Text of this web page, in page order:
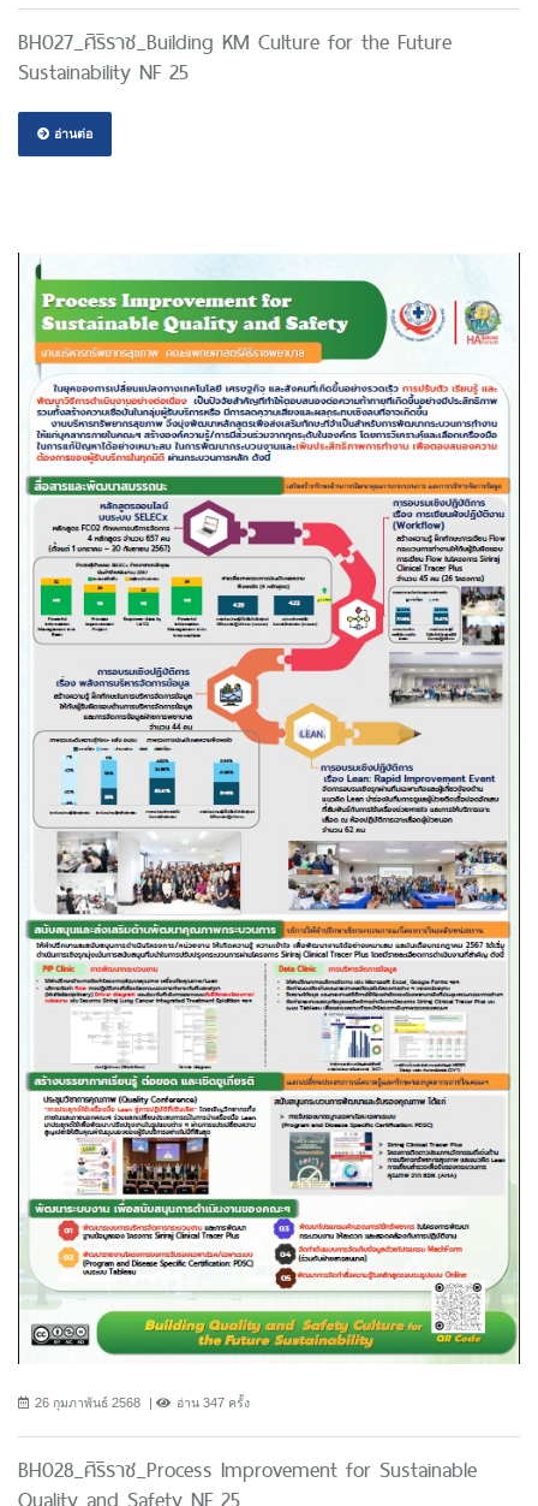
BH027_ศิริราช_Building KM Culture for the Future
Sustainability NF 25
อ่านต่อ
26 กุมภาพันธ์ 2568 อ่าน 347 ครั้ง
BH028_ศิริราช_Process Improvement for Sustainable